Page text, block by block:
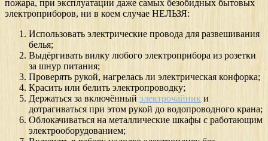
пожара, при эксплуатации даже самых безобидных бытовых
электроприборов, ни в коем случае НЕЛЬЗЯ:
Использовать электрические провода для развешивания
белья;
Выдёргивать вилку любого электроприбора из розетки
за шнур питания;
Проверять рукой, нагрелась ли электрическая конфорка;
Красить или белить электропроводку;
Держаться за включённый электрочайник и
дотрагиваться при этом рукой до водопроводного крана;
Облокачиваться на металлические шкафы с работающим
электрооборудованием;